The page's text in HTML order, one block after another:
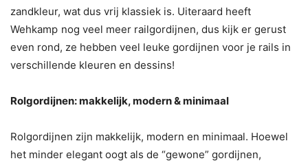
zandkleur, wat dus vrij klassiek is. Uiteraard heeft
Wehkamp nog veel meer railgordijnen, dus kijk er gerust
even rond, ze hebben veel leuke gordijnen voor je rails in
verschillende kleuren en dessins!
Rolgordijnen: makkelijk, modern & minimaal
Rolgordijnen zijn makkelijk, modern en minimaal. Hoewel
het minder elegant oogt als de “gewone” gordijnen,